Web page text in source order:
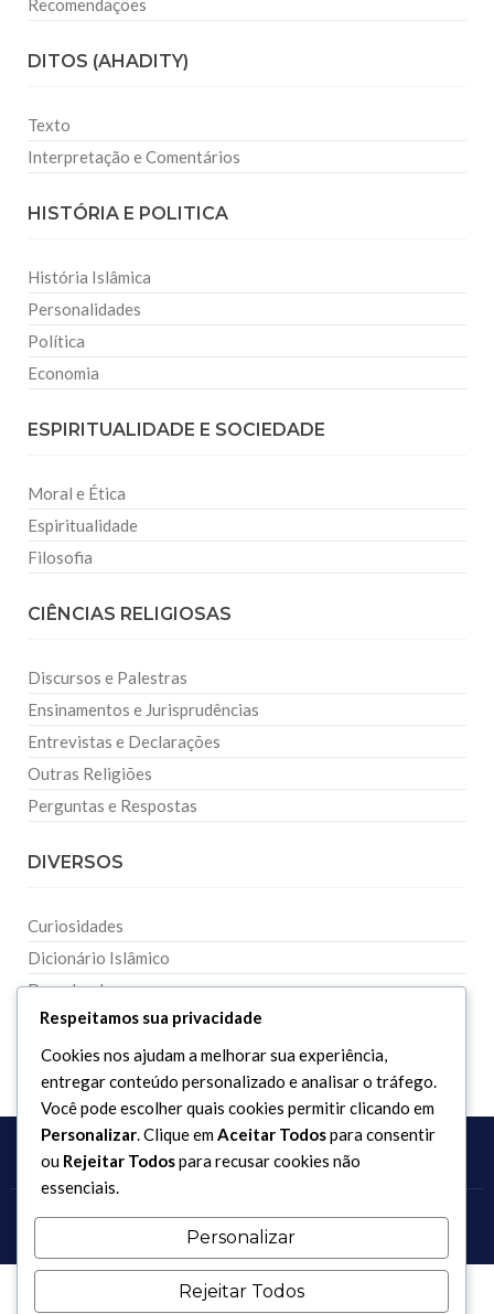
Recomendações
DITOS (AHADITY)
Texto
Interpretação e Comentários
HISTÓRIA E POLITICA
História Islâmica
Personalidades
Política
Economia
ESPIRITUALIDADE E SOCIEDADE
Moral e Ética
Espiritualidade
Filosofia
CIÊNCIAS RELIGIOSAS
Discursos e Palestras
Ensinamentos e Jurisprudências
Entrevistas e Declarações
Outras Religiões
Perguntas e Respostas
DIVERSOS
Curiosidades
Dicionário Islâmico
Downloads
Copyright 2017 - 2026 / Todos os direitos reservados.
Respeitamos sua privacidade
Cookies nos ajudam a melhorar sua experiência,
entregar conteúdo personalizado e analisar o tráfego.
Você pode escolher quais cookies permitir clicando em
Personalizar. Clique emAceitar Todospara consentir
ou Rejeitar Todospara recusar cookies não
essenciais.
Personalizar
Rejeitar Todos